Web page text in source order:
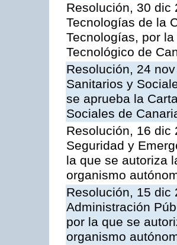
Resolución, 30 dic
Tecnologías de la
Tecnologías, por
Tecnológico de
Resolución, 24
Sanitarios y
se aprueba la
Sociales de
Resolución, 16 dic
Seguridad y
la que se autoriza
organismo
Resolución, 15 dic
Administración
por la que se
organismo